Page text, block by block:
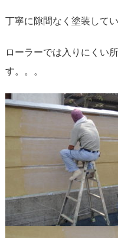
丁寧に隙間なく塗装して
ローラーでは入りにくい
す。。。